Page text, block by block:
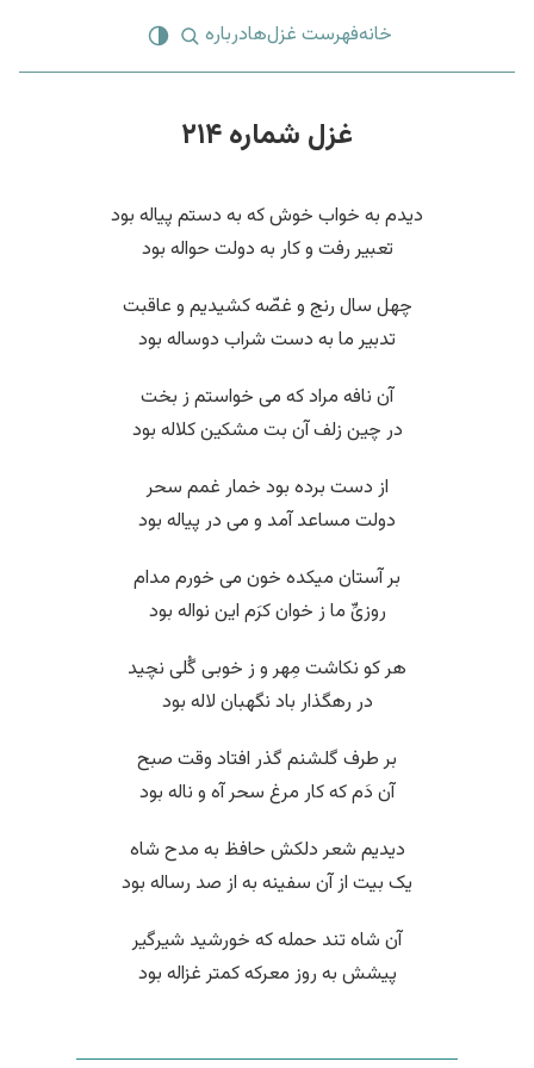
خانهفهرست غزل‌هادرباره
غزل شماره ۲۱۴
دیدم به خواب خوش که به دستم پیاله بود
تعبیر رفت و کار به دولت حواله بود
چهل سال رنج و غصّه کشیدیم و عاقبت
تدبیر ما به دست شراب دوساله بود
آن نافه مراد که می خواستم ز بخت
در چین زلف آن بت مشکین کلاله بود
از دست برده بود خمار غمم سحر
دولت مساعد آمد و می در پیاله بود
بر آستان میکده خون می خورم مدام
روزیِّ ما ز خوان کرَم این نواله بود
هر کو نکاشت مِهر و ز خوبی گُلی نچید
در رهگذار باد نگهبان لاله بود
بر طرف گلشنم گذر افتاد وقت صبح
آن دَم که کار مرغ سحر آه و ناله بود
دیدیم شعر دلکش حافظ به مدح شاه
یک بیت از آن سفینه به از صد رساله بود
آن شاه تند حمله که خورشید شیرگیر
پیشش به روز معرکه کمتر غزاله بود